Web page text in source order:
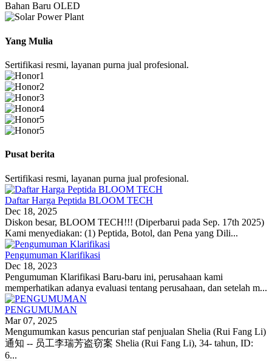
Bahan Baru OLED
Yang Mulia
Sertifikasi resmi, layanan purna jual profesional.
Pusat berita
Sertifikasi resmi, layanan purna jual profesional.
Daftar Harga Peptida BLOOM TECH
Dec 18, 2025
Diskon besar, BLOOM TECH!!! (Diperbarui pada Sep. 17th 2025)
Kami menyediakan: (1) Peptida, Botol, dan Pena yang Dili...
Pengumuman Klarifikasi
Dec 18, 2023
Pengumuman Klarifikasi Baru-baru ini, perusahaan kami
memperhatikan adanya evaluasi tentang perusahaan, dan setelah m...
PENGUMUMAN
Mar 07, 2025
Mengumumkan kasus pencurian staf penjualan Shelia (Rui Fang Li)
通知 -- 员工李瑞芳盗窃案 Shelia (Rui Fang Li), 34- tahun, ID:
6...